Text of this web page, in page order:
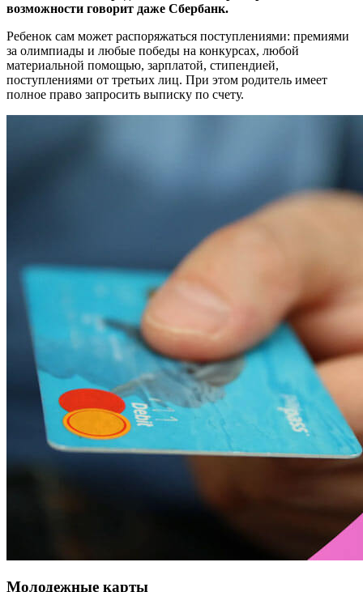
возможности говорит даже Сбербанк.
Ребенок сам может распоряжаться поступлениями: премиями
за олимпиады и любые победы на конкурсах, любой
материальной помощью, зарплатой, стипендией,
поступлениями от третьих лиц. При этом родитель имеет
полное право запросить выписку по счету.
Молодежные карты